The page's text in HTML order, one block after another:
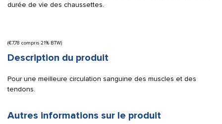
durée de vie des chaussettes.
(€7,78 compris 21% BTW)
Description du produit
Pour une meilleure circulation sanguine des muscles et des
tendons.
Autres informations sur le produit